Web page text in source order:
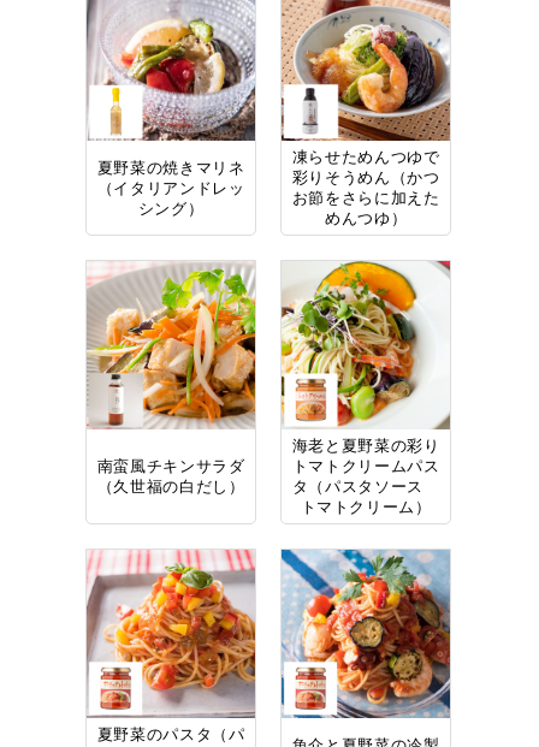
夏野菜の焼きマリネ
（イタリアンドレッ
シング）
凍らせためんつゆで
彩りそうめん（かつ
お節をさらに加えた
めんつゆ）
南蛮風チキンサラダ
（久世福の白だし）
海老と夏野菜の彩り
トマトクリームパス
タ（パスタソース
トマトクリーム）
夏野菜のパスタ（パ